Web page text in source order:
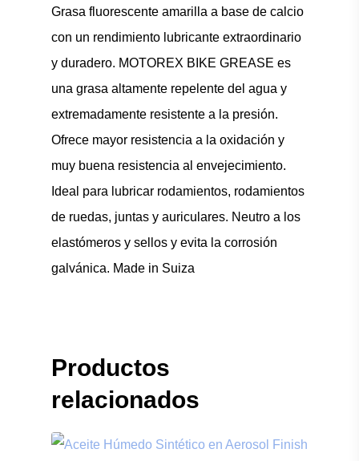
Grasa fluorescente amarilla a base de calcio
con un rendimiento lubricante extraordinario
y duradero. MOTOREX BIKE GREASE es
una grasa altamente repelente del agua y
extremadamente resistente a la presión.
Ofrece mayor resistencia a la oxidación y
muy buena resistencia al envejecimiento.
Ideal para lubricar rodamientos, rodamientos
de ruedas, juntas y auriculares. Neutro a los
elastómeros y sellos y evita la corrosión
galvánica. Made in Suiza
Productos
relacionados